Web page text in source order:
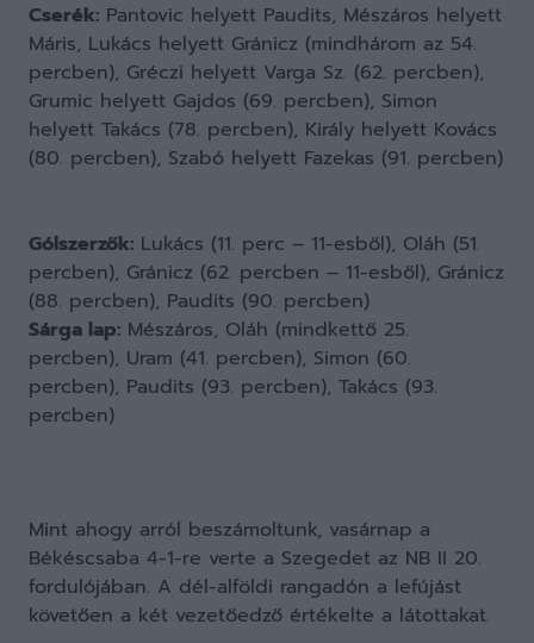
Cserék: Pantovic helyett Paudits, Mészáros helyett
Máris, Lukács helyett Gránicz (mindhárom az 54.
percben), Gréczi helyett Varga Sz. (62. percben),
Grumic helyett Gajdos (69. percben), Simon
helyett Takács (78. percben), Király helyett Kovács
(80. percben), Szabó helyett Fazekas (91. percben)
Gólszerzők: Lukács (11. perc – 11-esből), Oláh (51.
percben), Gránicz (62. percben – 11-esből), Gránicz
(88. percben), Paudits (90. percben)
Sárga lap: Mészáros, Oláh (mindkettő 25.
percben), Uram (41. percben), Simon (60.
percben), Paudits (93. percben), Takács (93.
percben)
Mint ahogy arról beszámoltunk, vasárnap a
Békéscsaba 4-1-re verte a Szegedet az NB II 20.
fordulójában. A dél-alföldi rangadón a lefújást
követően a két vezetőedző értékelte a látottakat.